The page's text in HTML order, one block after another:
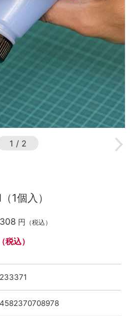
1 / 2
1個入）
308 円 （税込）
（税込）
233371
4582370708978